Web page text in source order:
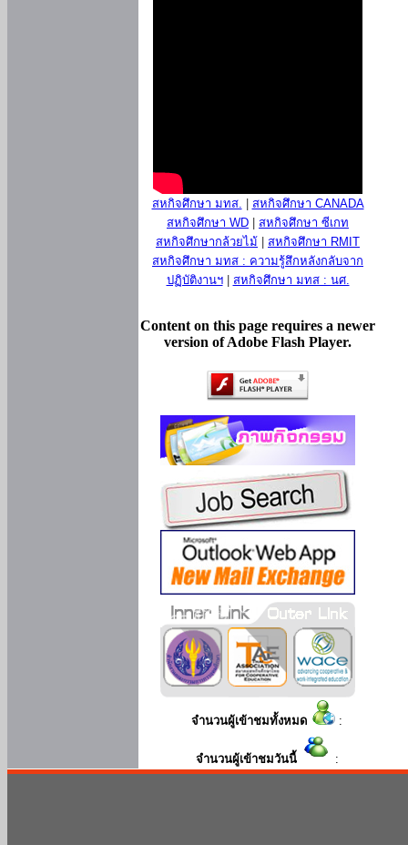
สหกิจศึกษา มทส.
สหกิจศึกษา CANADA
สหกิจศึกษา WD
สหกิจศึกษา ซีเกท
สหกิจศึกษากล้วยไม้
สหกิจศึกษา RMIT
สหกิจศึกษา มทส : ความรู้สึกหลังกลับจาก
ปฏิบัติงานฯ| สหกิจศึกษา มทส : นศ.
Content on this page requires a newer
version of Adobe Flash Player.
จำนวนผู้เข้าชมทั้งหมด :
จำนวนผู้เข้าชมวันนี้ :